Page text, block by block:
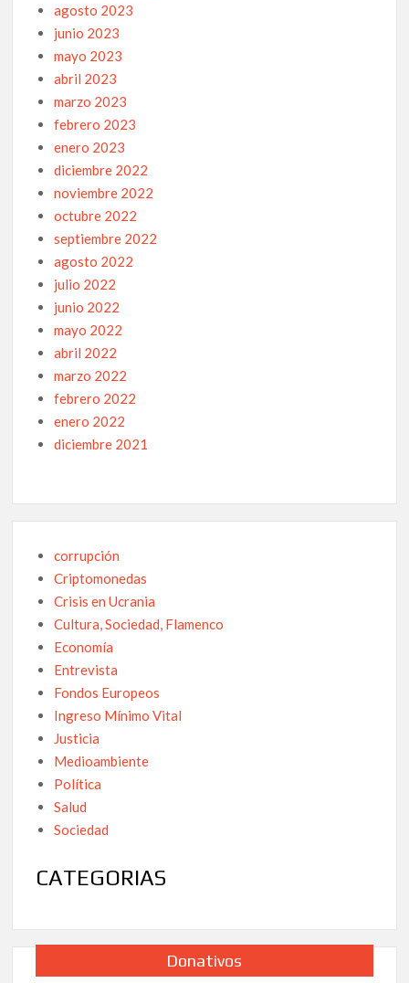
agosto 2023
junio 2023
mayo 2023
abril 2023
marzo 2023
febrero 2023
enero 2023
diciembre 2022
noviembre 2022
octubre 2022
septiembre 2022
agosto 2022
julio 2022
junio 2022
mayo 2022
abril 2022
marzo 2022
febrero 2022
enero 2022
diciembre 2021
corrupción
Criptomonedas
Crisis en Ucrania
Cultura, Sociedad, Flamenco
Economía
Entrevista
Fondos Europeos
Ingreso Mínimo Vital
Justicia
Medioambiente
Política
Salud
Sociedad
CATEGORIAS
Donativos